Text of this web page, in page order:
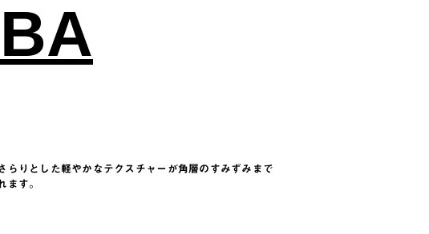
りとした軽やかなテクスチャーが角層のすみずみまで
す。